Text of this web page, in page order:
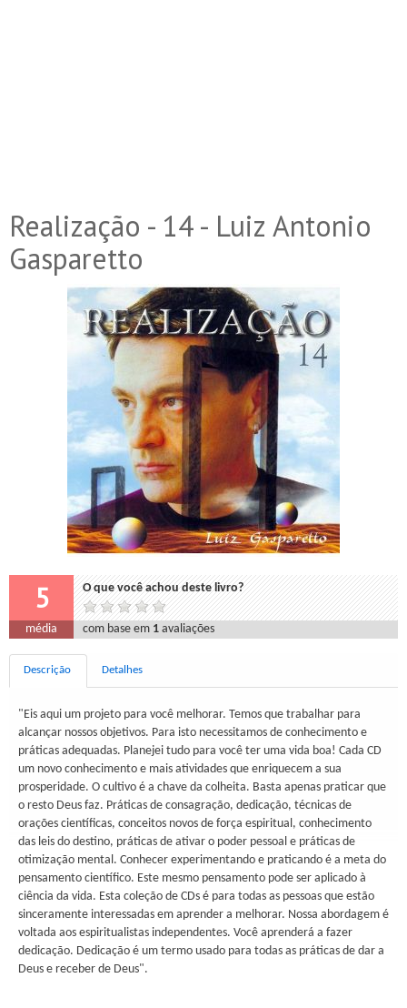
Realização - 14 - Luiz Antonio
Gasparetto
5 O que você achou deste livro?
média com base em 1 avaliações
Descrição Detalhes
"Eis aqui um projeto para você melhorar. Temos que trabalhar para
alcançar nossos objetivos. Para isto necessitamos de conhecimento e
práticas adequadas. Planejei tudo para você ter uma vida boa! Cada CD
um novo conhecimento e mais atividades que enriquecem a sua
prosperidade. O cultivo é a chave da colheita. Basta apenas praticar que
o resto Deus faz. Práticas de consagração, dedicação, técnicas de
orações científicas, conceitos novos de força espiritual, conhecimento
das leis do destino, práticas de ativar o poder pessoal e práticas de
otimização mental. Conhecer experimentando e praticando é a meta do
pensamento científico. Este mesmo pensamento pode ser aplicado à
ciência da vida. Esta coleção de CDs é para todas as pessoas que estão
sinceramente interessadas em aprender a melhorar. Nossa abordagem é
voltada aos espiritualistas independentes. Você aprenderá a fazer
dedicação. Dedicação é um termo usado para todas as práticas de dar a
Deus e receber de Deus".